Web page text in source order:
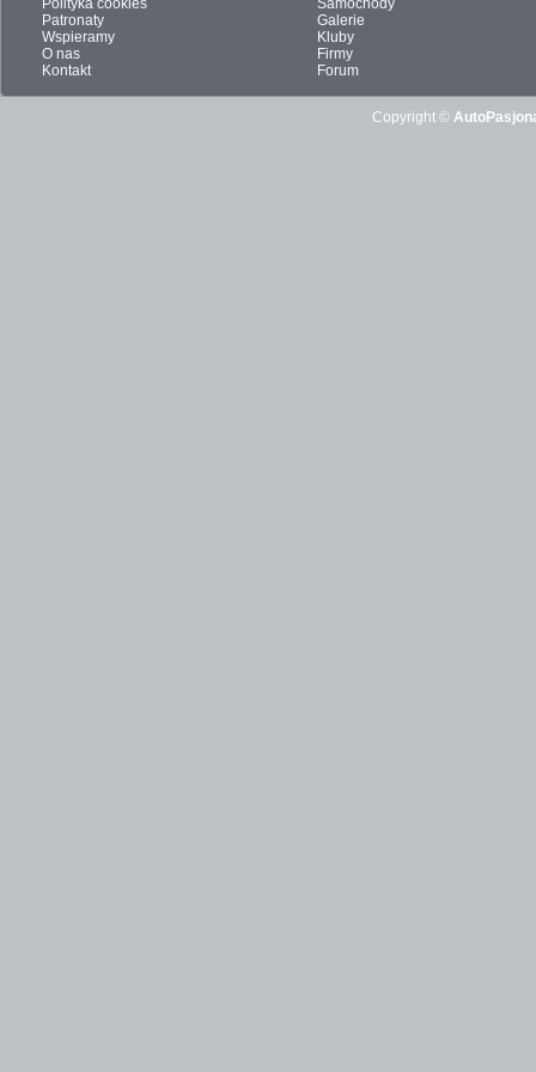
Polityka cookies
Patronaty
Wspieramy
O nas
Kontakt
Samochody
Galerie
Kluby
Firmy
Forum
Copyright ©